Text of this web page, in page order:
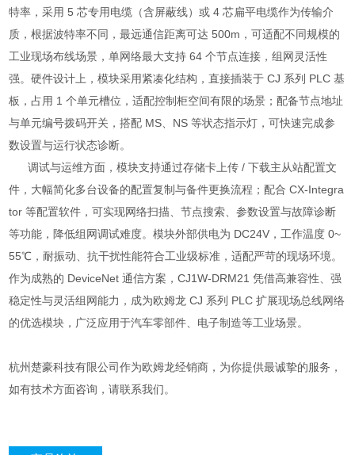
特率，采用 5 芯专用电缆（含屏蔽线）或 4 芯扁平电缆作为传输介
质，根据波特率不同，最远通信距离可达 500m，可适配不同规模的
工业现场布线场景，单网络最大支持 64 个节点连接，组网灵活性
强。硬件设计上，模块采用紧凑化结构，直接插装于 CJ 系列 PLC 基
板，占用 1 个单元槽位，适配控制柜空间有限的场景；配备节点地址
与单元编号拨码开关，搭配 MS、NS 等状态指示灯，可快速完成参
数设置与运行状态诊断。
调试与运维方面，模块支持通过存储卡上传 / 下载主从站配置文
件，大幅简化多台设备的配置复制与备件更换流程；配合 CX-Integra
tor 等配置软件，可实现网络扫描、节点搜索、参数设置与故障诊断
等功能，降低组网调试难度。模块外部供电为 DC24V，工作温度 0~
55℃，耐振动、抗干扰性能符合工业级标准，适配严苛的现场环境。
作为成熟的 DeviceNet 通信方案，CJ1W-DRM21 凭借高兼容性、强
稳定性与灵活组网能力，成为欧姆龙 CJ 系列 PLC 扩展现场总线网络
的优选模块，广泛应用于汽车零部件、电子制造等工业场景。
杭州楚豪科技有限公司作为欧姆龙经销商，为你提供最诚挚的服务，
如有技术方面咨询，请联系我们。